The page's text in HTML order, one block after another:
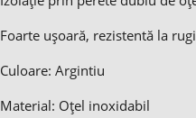
Foarte ușoară, rezistentă la
Culoare: Argintiu
Material: Oțel inoxidabil